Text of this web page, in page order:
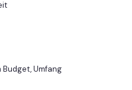
Umfang